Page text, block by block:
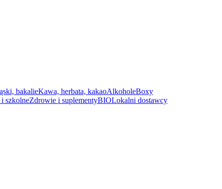
bakalieKawa, herbata, kakaoAlkoholeBoxy
szkolneZdrowie i suplementyBIOLokalni dostawcy